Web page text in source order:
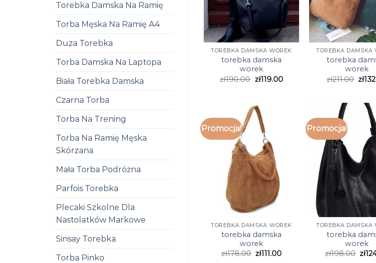
Torebka Damska Na Ramię
Torba Męska Na Ramię A4
Duza Torebka
Torba Damska Na Laptopa
Biała Torebka Damska
Czarna Torba
Torba Na Trening
Torba Na Ramię Męska
Skórzana
Mała Torba Podróżna
Parfois Torebka
Plecaki Szkolne Dla
Nastolatków Markowe
Sinsay Torebka
Torba Pinko
TOREBKA DAMSKA WOREK
torebka damska
worek
zł190.00 zł119.00
TOREBKA DAMSKA
torebka
worek
zł211.00 zł
Promocja!
TOREBKA DAMSKA WOREK
torebka damska
worek
zł178.00 zł111.00
Promocja!
TOREBKA DAMSKA
torebka
worek
zł198.00 zł